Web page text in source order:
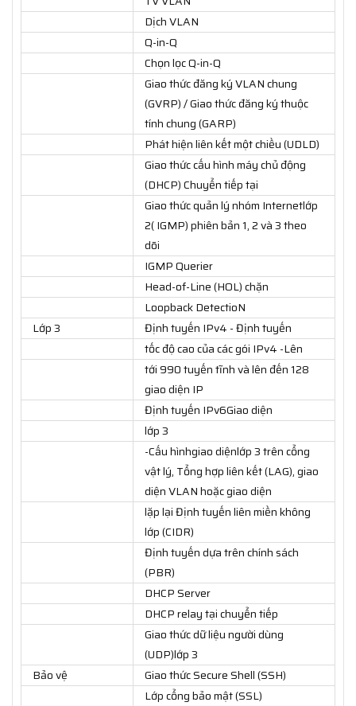
Dịch VLAN
Q-in-Q
Chọn lọc Q-in-Q
Giao thức đăng ký VLAN chung
(GVRP) / Giao thức đăng ký thuộc
tính chung (GARP)
Phát hiện liên kết một chiều (UDLD)
Giao thức cấu hình máy chủ động
(DHCP) Chuyển tiếp tại
Giao thức quản lý nhóm Internetlớp
2( IGMP) phiên bản 1, 2 và 3 theo
dõi
IGMP Querier
Head-of-Line (HOL) chặn
Loopback DetectioN
Lớp 3
Định tuyến IPv4 - Định tuyến
tốc độ cao của các gói IPv4 -Lên
tới 990 tuyến tĩnh và lên đến 128
giao diện IP
Định tuyến IPv6Giao diện
lớp 3
-Cấu hìnhgiao diệnlớp 3 trên cổng
vật lý, Tổng hợp liên kết (LAG), giao
diện VLAN hoặc giao diện
lặp lại Định tuyến liên miền không
lớp (CIDR)
Định tuyến dựa trên chính sách
(PBR)
DHCP Server
DHCP relay tại chuyển tiếp
Giao thức dữ liệu người dùng
(UDP)lớp 3
Bảo vệ
Giao thức Secure Shell (SSH)
Lớp cổng bảo mật (SSL)